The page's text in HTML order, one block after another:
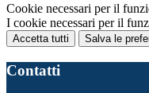
Cookie necessari per il
I cookie necessari per il
Accetta tutti Salva le
Contatti